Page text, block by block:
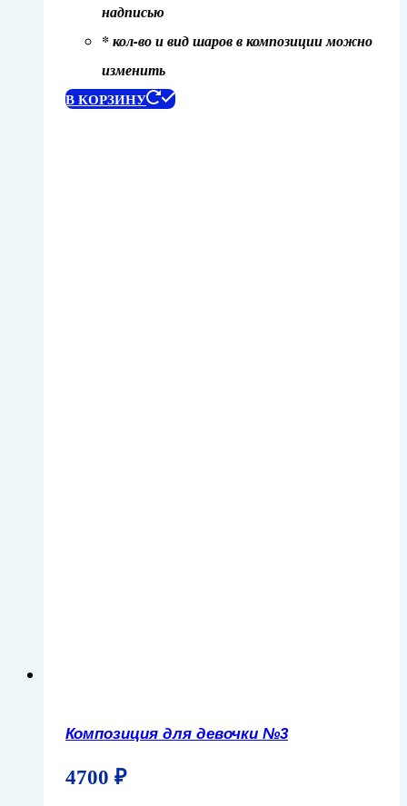
надписью
* кол-во и вид шаров в композиции можно
изменить
В КОРЗИНУ
Композиция для девочки №3
4700 ₽